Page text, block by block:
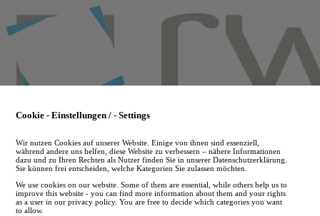
to
main
Cookie - Einstellungen / - Settings
Wir nutzen Cookies auf unserer Website. Einige von ihnen sind essenziell,
während andere uns helfen, diese Website zu verbessern – nähere Informationen
dazu und zu Ihren Rechten als Nutzer finden Sie in unserer Datenschutzerklärung.
Sie können frei entscheiden, welche Kategorien Sie zulassen möchten.
We use cookies on our website. Some of them are essential, while others help us to
improve this website - you can find more information about them and your rights
as a user in our privacy policy. You are free to decide which categories you want
to allow.